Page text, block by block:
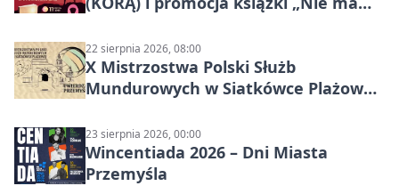
22 sierpnia 2026, 08:00
X Mistrzostwa Polski Służb
Mundurowych w Siatkówce Plażowej
23 sierpnia 2026, 00:00
Wincentiada 2026 – Dni Miasta
Przemyśla